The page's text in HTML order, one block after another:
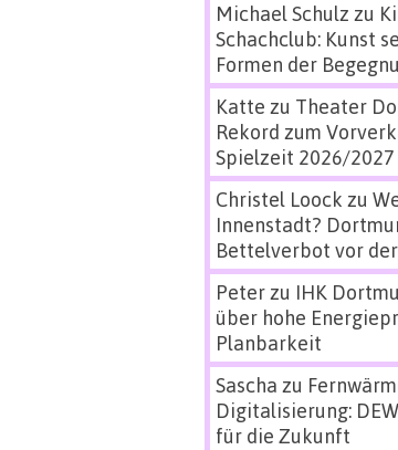
Michael Schulz zu
Schachclub: Kunst
Formen der
Katte zu Theater
Rekord zum
Spielzeit 2026/2027
Christel Loock zu
Innenstadt?
Bettelverbot vor
Peterzu IHK
über hohe
Planbarkeit
Sascha zu
Digitalisierung:
für die Zukunft